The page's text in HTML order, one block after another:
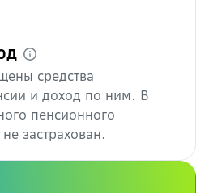
средства
и доход по ним. В
пенсионного
застрахован.